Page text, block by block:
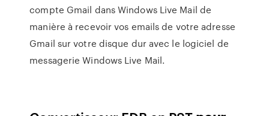
compte Gmail dans Windows Live Mail de
manière à recevoir vos emails de votre adresse
Gmail sur votre disque dur avec le logiciel de
messagerie Windows Live Mail.